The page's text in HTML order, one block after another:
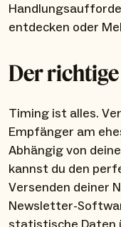
entdecken oder
Der
Timing ist alles.
Empfänger am
Abhängig von
kannst du den
Versenden deiner
Newsletter-